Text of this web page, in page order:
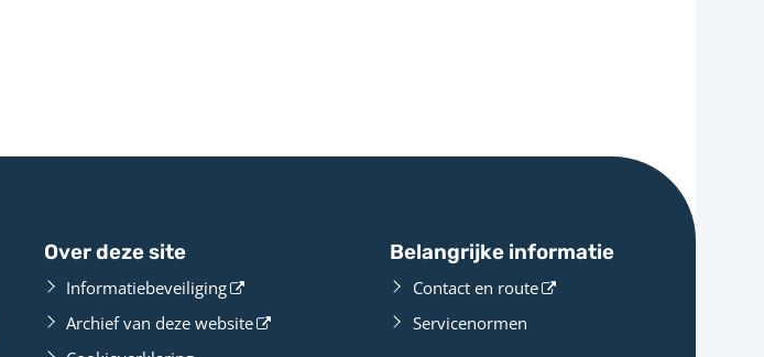
Over deze site
Informatiebeveiliging
Archief van deze website
Belangrijke informatie
Contact en route
Servicenormen